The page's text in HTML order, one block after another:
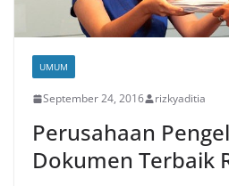
UMUM
September 24, 2016 rizkyaditia
Perusahaan
Dokumen Terbaik